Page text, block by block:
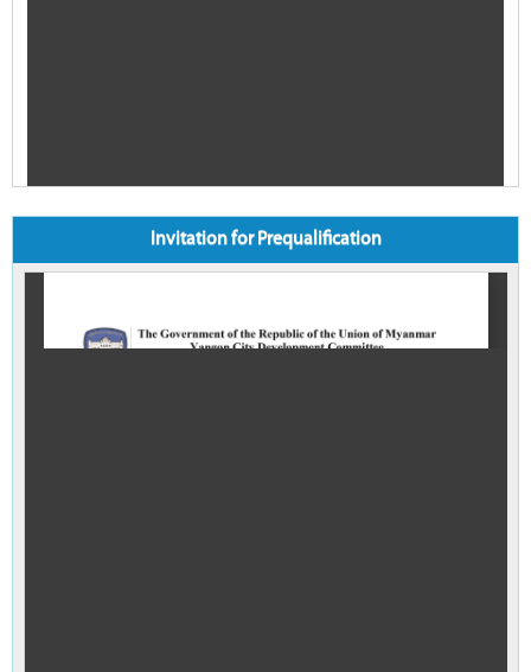
Invitation for Prequalification